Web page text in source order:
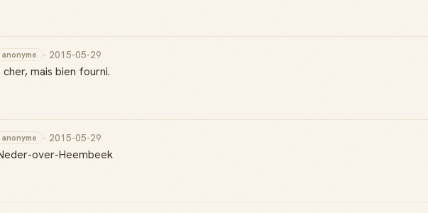
anonyme · 2015-05-29
mais bien fourni.
anonyme · 2015-05-29
over-Heembeek